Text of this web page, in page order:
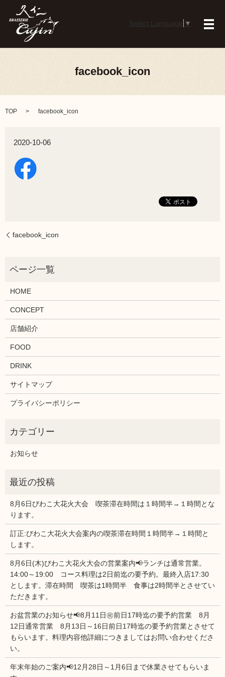
Select Language ▼
メ
facebook_icon
TOP facebook_icon
2020-10-06
facebook_icon
HOME
CONCEPT
店舗紹介
FOOD
DRINK
サイトマップ
プライバシーポリシー
お知らせ
8月6日びわこ大花火大会 喫茶滞在時間は１時間半→１時間とな
ります。
訂正:びわこ大花火大会案内の喫茶滞在時間１時間半→１時間と
します。
8月6日(木)びわこ大花火大会の営業案内📢ランチは通常営業。
14:00～19:00 コース料理は2日前迄の要予約。最終入店17:30
とします。滞在時間 喫茶は1時間半 食事は2時間半とさせてい
ただきます。
お盆営業のお知らせ📢8月11日㊗前日17時迄の要予約営業 8月
12日通常営業 8月13日～16日前日17時迄の要予約営業とさせて
もらいます。料理内容他詳細につきましてはお問い合わせくださ
い。
年末年始のご案内📢12月28日～1月6日まで休業させてもらいま